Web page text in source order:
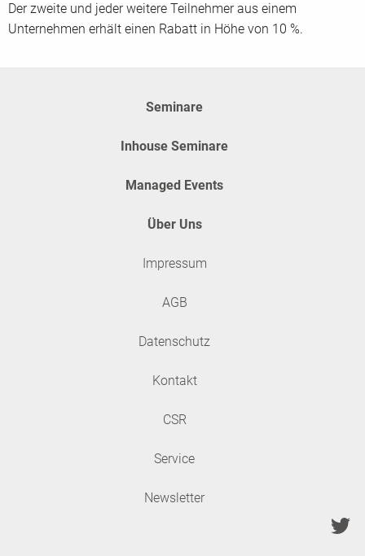
Der zweite und jeder weitere Teilnehmer aus einem
Unternehmen erhält einen Rabatt in Höhe von 10 %.
Seminare
Inhouse Seminare
Managed Events
Über Uns
Impressum
AGB
Datenschutz
Kontakt
CSR
Service
Newsletter